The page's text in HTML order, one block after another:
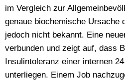
im Vergleich zur
genaue biochemische Ursache
jedoch nicht bekannt. Eine
verbunden und zeigt auf, dass
Insulintoleranz einer internen
unterliegen. Einem Job